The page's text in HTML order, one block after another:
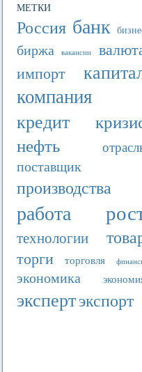
МЕТКИ
Россия банк
биржа вакансии
импорт
компания
кредит
нефть
поставщик
производства
работа
технологии
торги торговля
экономика
экспертэкспорт